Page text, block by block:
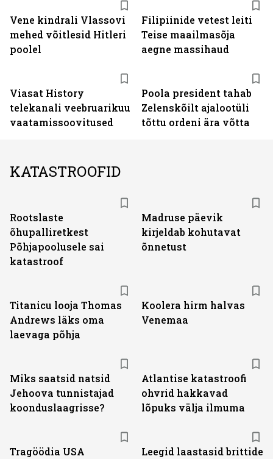
Vene kindrali Vlassovi
mehed võitlesid Hitleri
poolel
Filipiinide vetest leiti
Teise maailmasõja
aegne massihaud
Viasat History
telekanali veebruarikuu
vaatamissoovitused
Poola president tahab
Zelenskõilt ajalootüli
tõttu ordeni ära võtta
KATASTROOFID
Rootslaste
õhupalliretkest
Põhjapoolusele sai
katastroof
Madruse päevik
kirjeldab kohutavat
õnnetust
Titanicu looja Thomas
Andrews läks oma
laevaga põhja
Koolera hirm halvas
Venemaa
Miks saatsid natsid
Jehoova tunnistajad
koonduslaagrisse?
Atlantise katastroofi
ohvrid hakkavad
lõpuks välja ilmuma
Tragöödia USA
Leegid laastasid brittide